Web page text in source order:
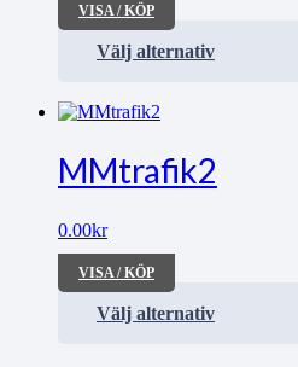
VISA / KÖP
Välj alternativ
MMtrafik2
0.00kr
VISA / KÖP
Välj alternativ